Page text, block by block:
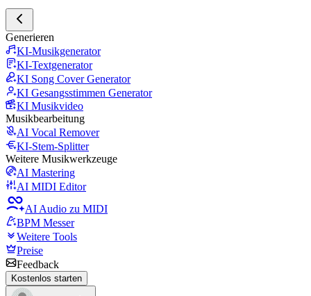
Generieren
KI-Musikgenerator
KI-Textgenerator
KI Song Cover Generator
KI Gesangsstimmen Generator
KI Musikvideo
Musikbearbeitung
AI Vocal Remover
KI-Stem-Splitter
Weitere Musikwerkzeuge
AI Mastering
AI MIDI Editor
AI Audio zu MIDI
BPM Messer
Weitere Tools
Preise
Feedback
Kostenlos starten